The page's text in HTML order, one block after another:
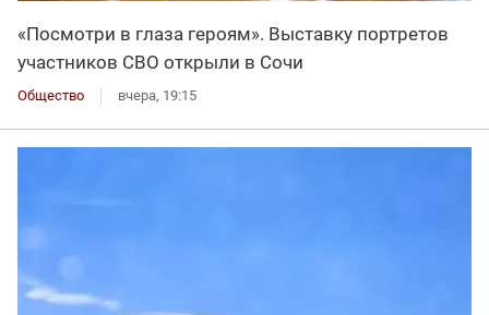
«Посмотри в глаза героям». Выставку портретов
участников СВО открыли в Сочи
Общество вчера, 19:15